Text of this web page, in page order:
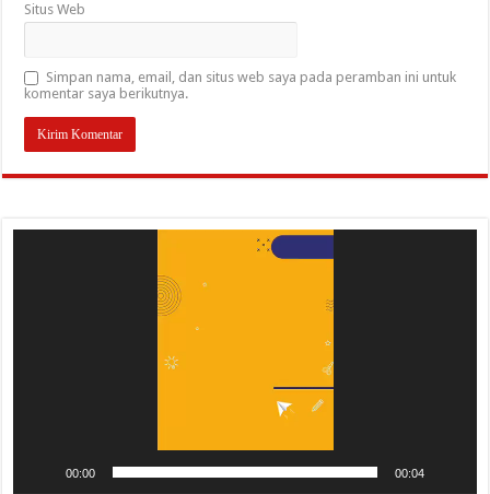
Situs Web
Simpan nama, email, dan situs web saya pada peramban ini untuk
komentar saya berikutnya.
00:00 00:04